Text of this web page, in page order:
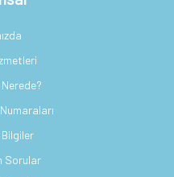
Nerede?
Sorular